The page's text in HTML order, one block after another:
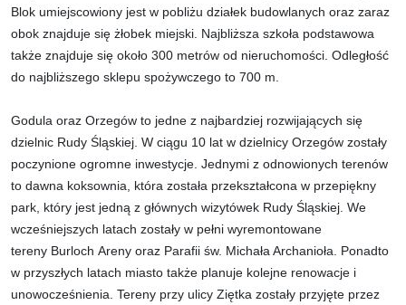
Blok umiejscowiony jest w pobliżu działek budowlanych oraz zaraz
obok znajduje się żłobek miejski. Najbliższa szkoła podstawowa
także znajduje się około 300 metrów od nieruchomości. Odległość
do najbliższego sklepu spożywczego to 700 m.
Godula oraz Orzegów to jedne z najbardziej rozwijających się
dzielnic Rudy Śląskiej. W ciągu 10 lat w dzielnicy Orzegów zostały
poczynione ogromne inwestycje. Jednymi z odnowionych terenów
to dawna koksownia, która została przekształcona w przepiękny
park, który jest jedną z głównych wizytówek Rudy Śląskiej. We
wcześniejszych latach zostały w pełni wyremontowane
tereny Burloch Areny oraz Parafii św. Michała Archanioła. Ponadto
w przyszłych latach miasto także planuje kolejne renowacje i
unowocześnienia. Tereny przy ulicy Ziętka zostały przyjęte przez